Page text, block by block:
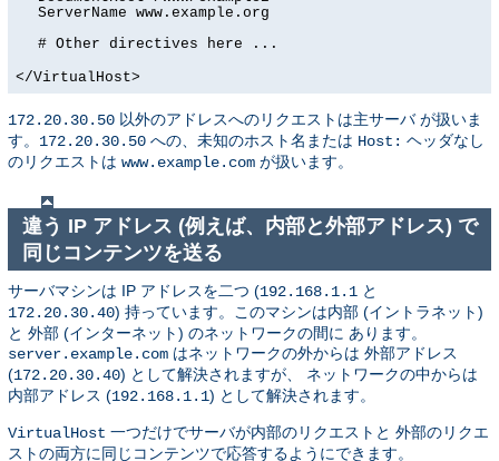
ServerName www.example.org
# Other directives here ...
</VirtualHost>
172.20.30.50 以外のアドレスへのリクエストは主サーバ が扱いま
す。 172.20.30.50 への、未知のホスト名または Host: ヘッダなし
のリクエストは www.example.com が扱います。
違う IP アドレス (例えば、内部と外部アドレス) で
同じコンテンツを送る
サーバマシンは IP アドレスを二つ (192.168.1.1 と
172.20.30.40) 持っています。このマシンは内部 (イントラネット)
と 外部 (インターネット) のネットワークの間に あります。
server.example.com はネットワークの外からは 外部アドレス
(172.20.30.40) として解決されますが、 ネットワークの中からは
内部アドレス (192.168.1.1) として解決されます。
VirtualHost 一つだけでサーバが内部のリクエストと 外部のリクエ
ストの両方に同じコンテンツで応答するようにできます。